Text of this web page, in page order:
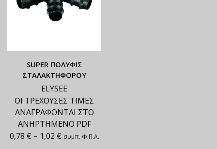
SUPER ΠΟΛΥΦΙΣ
ΣΤΑΛΑΚΤΗΦΟΡΟΥ
ELYSEE
ΟΙ ΤΡΕΧΟΥΣΕΣ ΤΙΜΕΣ
ΑΝΑΓΡΑΦΟΝΤΑΙ ΣΤΟ
ΑΝΗΡΤΗΜΕΝΟ PDF
0,78 € – 1,02 € συμπ. Φ.Π.Α.